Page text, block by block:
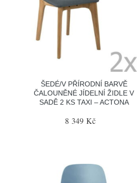
ŠEDÉ/V PŘÍRODNÍ BARVĚ
ČALOUNĚNÉ JÍDELNÍ ŽIDLE V
SADĚ 2 KS TAXI – ACTONA
8 349 Kč